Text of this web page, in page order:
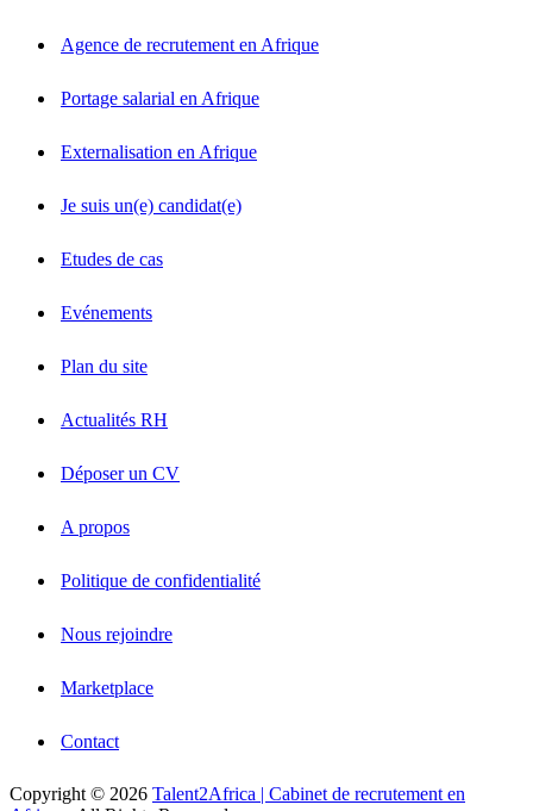
Agence de recrutement en Afrique
Portage salarial en Afrique
Externalisation en Afrique
Je suis un(e) candidat(e)
Etudes de cas
Evénements
Plan du site
Actualités RH
Déposer un CV
A propos
Politique de confidentialité
Nous rejoindre
Marketplace
Contact
Copyright © 2026 Talent2Africa | Cabinet de recrutement en